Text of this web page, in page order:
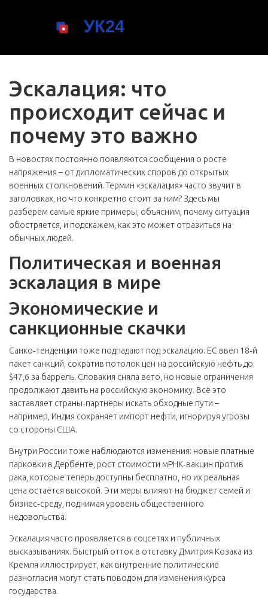
Эскалация: что
происходит сейчас и
почему это важно
В новостях постоянно появляются сообщения о росте
напряжения – от дипломатических споров до открытых
военных столкновений. Термин «эскалация» часто звучит в
заголовках, но что конкретно стоит за ним? Здесь мы
разберём самые яркие примеры, объясним, почему ситуация
обостряется, и подскажем, как это может отразиться на
обычных людей.
Политическая и военная
эскалация в мире
Экономические и
санкционные скачки
Санко‑тенденции тоже подпадают под эскалацию. ЕС ввёл 18‑й
пакет санкций, сократив потолок цен на российскую нефть до
$47,6 за баррель. Словакия сняла вето, но новые ограничения
продолжают давить на российскую экономику. Всё это
заставляет страны‑партнёры искать обходные пути –
например, Индия сохраняет импорт нефти, игнорируя угрозы
со стороны США.
Внутри России тоже наблюдаются изменения: новые платные
парковки в Дербенте, рост стоимости мРНК‑вакцин против
рака, которые теперь доступны бесплатно, но их реальная
цена остаётся высокой. Эти меры влияют на бюджет семей и
бизнес‑среду, поднимая уровень общественного
недовольства.
Эскалация часто проявляется в соцсетях и публичных
высказываниях. Быстрый отток в отставку Дмитрия Козака из
Кремля иллюстрирует, как внутренние политические
разногласия могут стать поводом для изменения курса
государства.